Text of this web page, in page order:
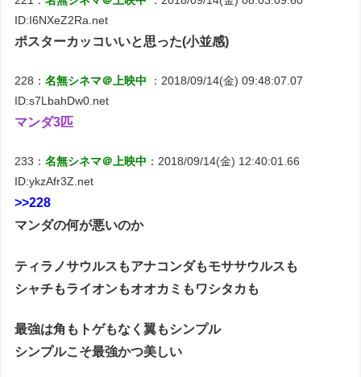
ID:I6NXeZ2Ra.net
ポスターカッコいいと思った(小並感)
228：名無シネマ＠上映中
：2018/09/14(金) 09:48:07.07
ID:s7LbahDw0.net
マンダ3匹
233：名無シネマ＠上映中 ：2018/09/14(金) 12:40:01.66
ID:ykzAfr3Z.net
>>228
マンダの何が悪いのか
ティラノサウルスもアナコンダもモササウルスも
シャチもライオンもオオカミもワシタカも
最強は角もトゲもなく翼もシンプル
シンプルこそ最強かつ美しい